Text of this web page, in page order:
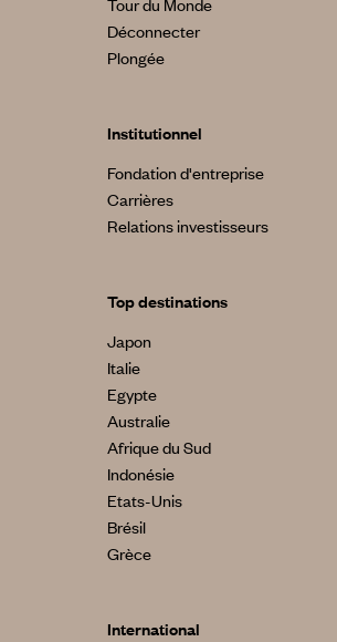
Déconnecter
Plongée
Institutionnel
Fondation d'entreprise
Carrières
Relations investisseurs
Top destinations
Japon
Italie
Egypte
Australie
Afrique du Sud
Indonésie
Etats-Unis
Brésil
Grèce
International